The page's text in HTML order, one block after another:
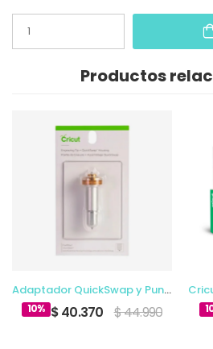
Productos
Adaptador QuickSwap y Punta de Grabado
10% $ 40.370 $ 44.990